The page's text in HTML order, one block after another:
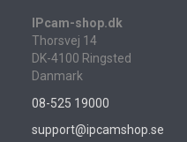
IPcam-shop.dk
Thorsvej 14
DK-4100 Ringsted
Danmark
08-525 19000
support@ipcamshop.se